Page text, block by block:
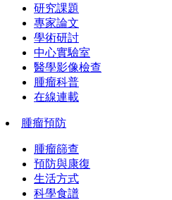
研究課題
專家論文
學術研討
中心實驗室
醫學影像檢查
腫瘤科普
在線連載
腫瘤預防
腫瘤篩查
預防與康復
生活方式
科學食譜